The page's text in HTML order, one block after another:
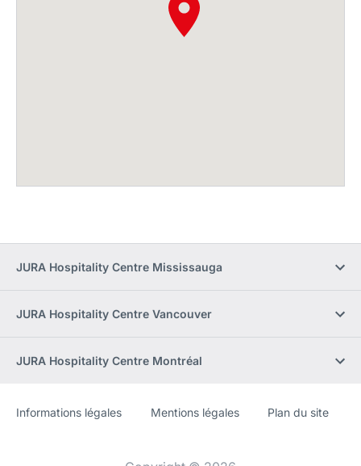
JURA Hospitality Centre Mississauga
JURA Hospitality Centre Vancouver
JURA Hospitality Centre Montréal
Site
[Website
Informations légales Mentions légales Plan du site